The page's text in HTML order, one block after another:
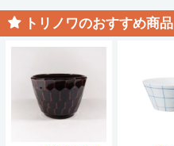
トリノワのおすすめ商品